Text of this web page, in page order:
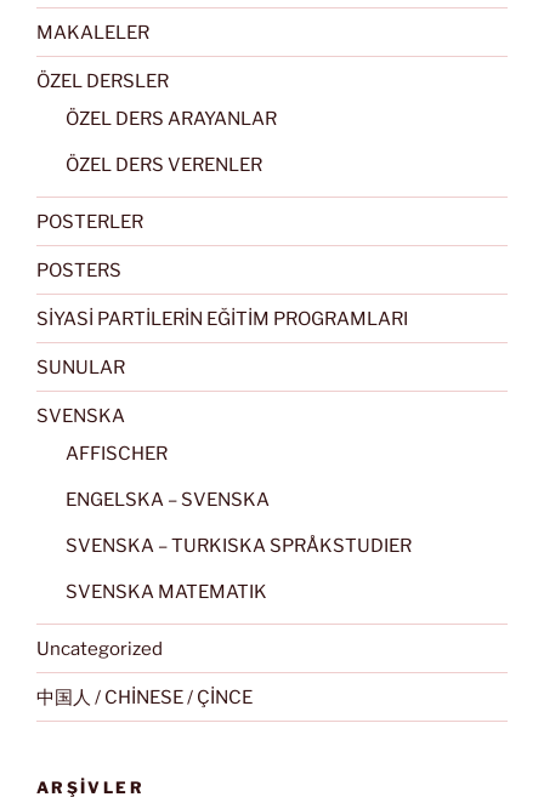
MAKALELER
ÖZEL DERSLER
ÖZEL DERS ARAYANLAR
ÖZEL DERS VERENLER
POSTERLER
POSTERS
SİYASİ PARTİLERİN EĞİTİM PROGRAMLARI
SUNULAR
SVENSKA
AFFISCHER
ENGELSKA – SVENSKA
SVENSKA – TURKISKA SPRÅKSTUDIER
SVENSKA MATEMATIK
Uncategorized
中国人 / CHİNESE / ÇİNCE
ARŞIVLER